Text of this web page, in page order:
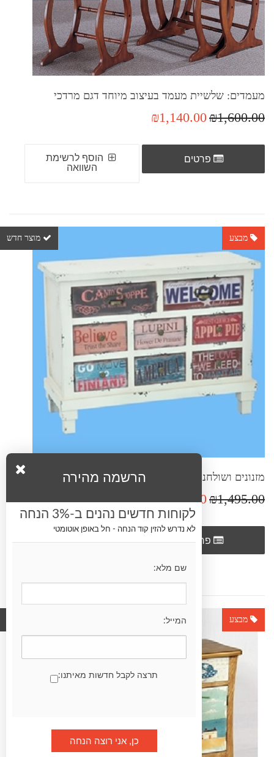
מעמדים: שלשיית מעמד בעיצוב מיוחד דגם מרדכי
₪1,600.00
₪1,140.00
פרטים
הוסף לרשימת
השוואה
מוצר חדש מבצע
מזנונים ושולחנות טלוויזיה:מעמד בעיצוב מודרני דגם שובל
₪1,495.00
₪1,200.00
פרטים
מבצע
הרשמה מהירה
לקוחות חדשים נהנים ב-3% הנחה
לא נדרש להזין קוד הנחה - חל באופן אוטומטי
שם מלא:
המייל:
תרצה לקבל חדשות מאיתנו: